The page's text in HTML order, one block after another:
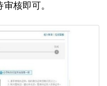
核即可。